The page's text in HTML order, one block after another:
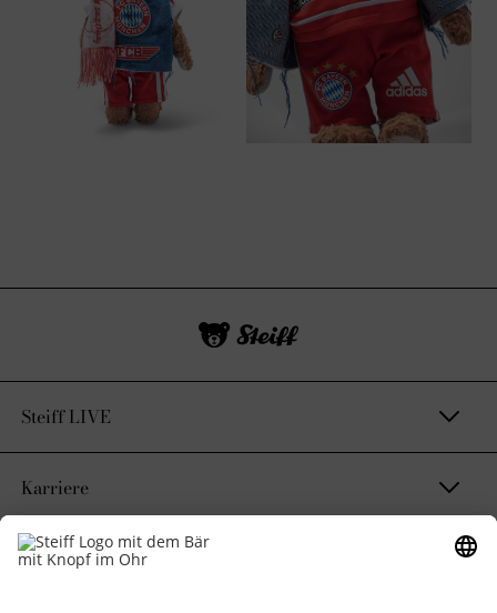
Steiff LIVE
Karriere
Kontakt & Rechtliches